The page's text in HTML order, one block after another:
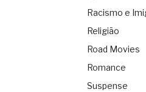
Racismo e
Religião
Road Movies
Romance
Suspense